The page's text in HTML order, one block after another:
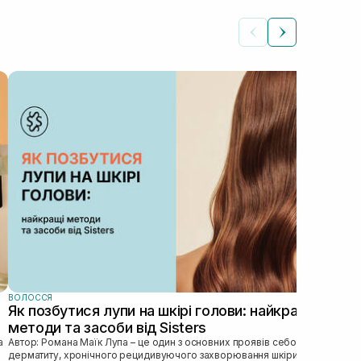
ВОЛОССЯ
Як позбутися лупи на шкірі голови: найкращі
методи та засоби від Sisters
Автор: Романа Маїк Лупа – це один з основних проявів себорейного
дерматиту, хронічного рецидивуючого захворювання шкіри голови,